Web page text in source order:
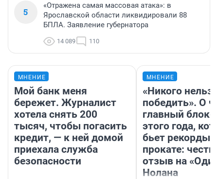
5
«Отражена самая массовая атака»: в
Ярославской области ликвидировали 88
БПЛА. Заявление губернатора
14 089 110
МНЕНИЕ
Мой банк меня
бережет. Журналист
хотела снять 200
тысяч, чтобы погасить
кредит, — к ней домой
приехала служба
безопасности
МНЕНИЕ
«Никого нельзя
победить». О
главный
этого года,
бьет рекорды в
прокате:
отзыв на
Нолана